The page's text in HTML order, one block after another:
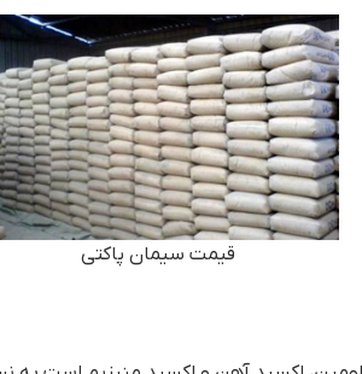
قيمت سيمان پاکتي